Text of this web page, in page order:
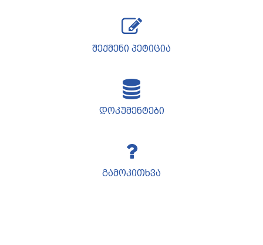
შექმენი პეტიცია
დოკუმენტები
გამოკითხვა